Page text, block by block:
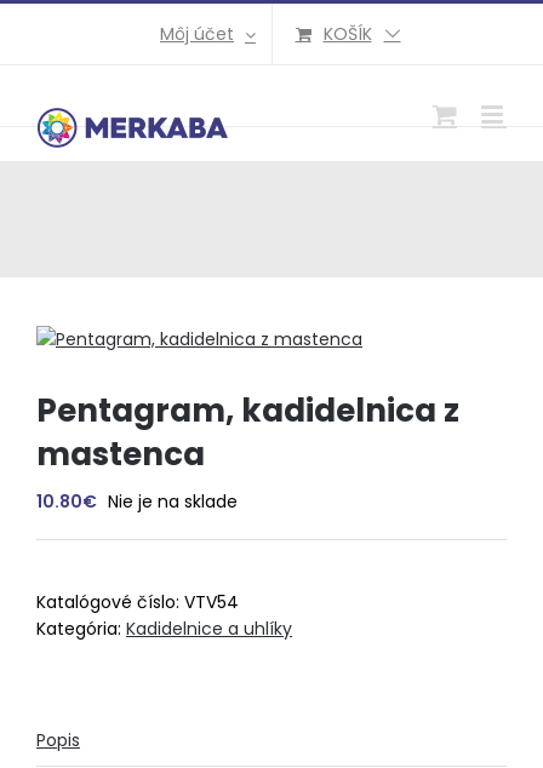
Môj účet KOŠÍK
Pentagram, kadidelnica z
mastenca
10.80€ Nie je na sklade
Katalógové číslo: VTV54
Kategória: Kadidelnice a uhlíky
Popis